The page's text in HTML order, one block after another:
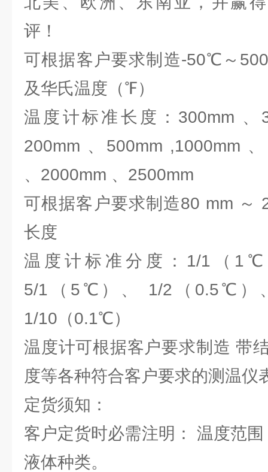
评！
可根据客户要求制造-50℃～
及华氏温度（℉）
温度计标准长度：300mm 、
200mm 、500mm ,1000mm
、2000mm 、2500mm
可根据客户要求制造80 mm ～
长度
温度计标准分度：1/1（
5/1（5℃）、 1/2（0.5℃）
1/10（0.1℃）
温度计可根据客户要求制造 带
度等各种符合客户要求的测温仪
定货须知：
客户定货时必需注明： 温度范
液体种类。